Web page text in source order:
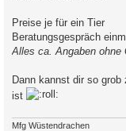
Preise je für ein Tier
Beratungsgespräch
Alles ca. Angaben ohne
Dann kannst dir so
ist
Mfg Wüstendrachen